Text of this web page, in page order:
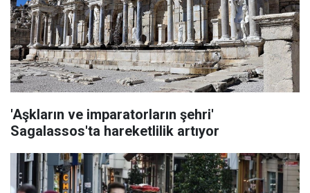
'Aşkların ve imparatorların şehri'
Sagalassos'ta hareketlilik artıyor